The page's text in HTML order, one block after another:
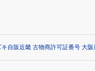
キ自販近畿 古物商許可証番号 大